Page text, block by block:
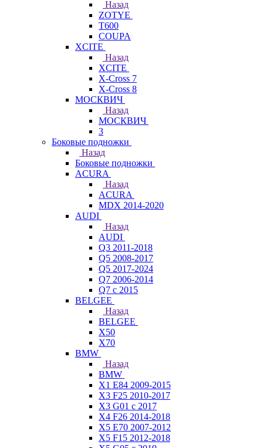
Назад
ZOTYE
T600
COUPA
XCITE
Назад
XCITE
X-Cross 7
X-Cross 8
МОСКВИЧ
Назад
МОСКВИЧ
3
Боковые подножки
Назад
Боковые подножки
ACURA
Назад
ACURA
MDX 2014-2020
AUDI
Назад
AUDI
Q3 2011-2018
Q5 2008-2017
Q5 2017-2024
Q7 2006-2014
Q7 с 2015
BELGEE
Назад
BELGEE
X50
X70
BMW
Назад
BMW
X1 E84 2009-2015
X3 F25 2010-2017
X3 G01 с 2017
X4 F26 2014-2018
X5 E70 2007-2012
X5 F15 2012-2018